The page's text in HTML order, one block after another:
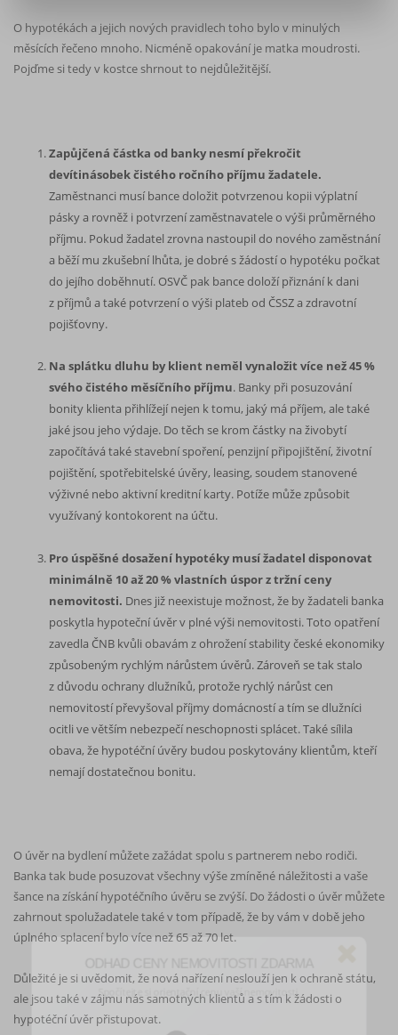
O hypotékách a jejich nových pravidlech toho bylo v minulých
měsících řečeno mnoho. Nicméně opakování je matka moudrosti.
Pojďme si tedy v kostce shrnout to nejdůležitější.
Zapůjčená částka od banky nesmí překročit
devítinásobek čistého ročního příjmu žadatele.
Zaměstnanci musí bance doložit potvrzenou kopii výplatní
pásky a rovněž i potvrzení zaměstnavatele o výši průměrného
příjmu. Pokud žadatel zrovna nastoupil do nového zaměstnání
a běží mu zkušební lhůta, je dobré s žádostí o hypotéku počkat
do jejího doběhnutí. OSVČ pak bance doloží přiznání k dani
z příjmů a také potvrzení o výši plateb od ČSSZ a zdravotní
pojišťovny.
Na splátku dluhu by klient neměl vynaložit více než 45 %
svého čistého měsíčního příjmu. Banky při posuzování
bonity klienta přihlížejí nejen k tomu, jaký má příjem, ale také
jaké jsou jeho výdaje. Do těch se krom částky na živobytí
započítává také stavební spoření, penzijní připojištění, životní
pojištění, spotřebitelské úvěry, leasing, soudem stanovené
výživné nebo aktivní kreditní karty. Potíže může způsobit
využívaný kontokorent na účtu.
Pro úspěšné dosažení hypotéky musí žadatel disponovat
minimálně 10 až 20 % vlastních úspor z tržní ceny
nemovitosti. Dnes již neexistuje možnost, že by žadateli banka
poskytla hypoteční úvěr v plné výši nemovitosti. Toto opatření
zavedla ČNB kvůli obavám z ohrožení stability české ekonomiky
způsobeným rychlým nárůstem úvěrů. Zároveň se tak stalo
z důvodu ochrany dlužníků, protože rychlý nárůst cen
nemovitostí převyšoval příjmy domácností a tím se dlužníci
ocitli ve větším nebezpečí neschopnosti splácet. Také sílila
obava, že hypotéční úvěry budou poskytovány klientům, kteří
nemají dostatečnou bonitu.
O úvěr na bydlení můžete zažádat spolu s partnerem nebo rodiči.
Banka tak bude posuzovat všechny výše zmíněné náležitosti a vaše
šance na získání hypotéčního úvěru se zvýší. Do žádosti o úvěr můžete
zahrnout spolužadatele také v tom případě, že by vám v době jeho
úplného splacení bylo více než 65 až 70 let.
Důležité je si uvědomit, že nová nařízení neslouží jen k ochraně státu,
ale jsou také v zájmu nás samotných klientů a s tím k žádosti o
hypotéční úvěr přistupovat.
ODHAD CENY NEMOVITOSTI ZDARMA
Spočítejte si orientační cenu vaší nemovitosti.